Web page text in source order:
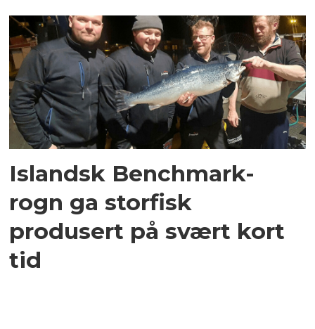
Islandsk Benchmark-
rogn ga storfisk
produsert på svært kort
tid